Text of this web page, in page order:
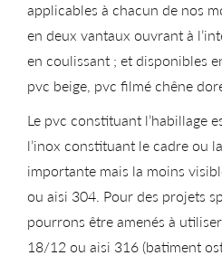
applicables à chacun de nos
en deux vantaux ouvrant à
en coulissant ; et disponibles
pvc beige, pvc filmé chêne
Le pvc constituant l’habillage
l’inox constituant le cadre ou
importante mais la moins
ou aisi 304. Pour des projets
pourrons être amenés à
18/12 ou aisi 316 (batiment